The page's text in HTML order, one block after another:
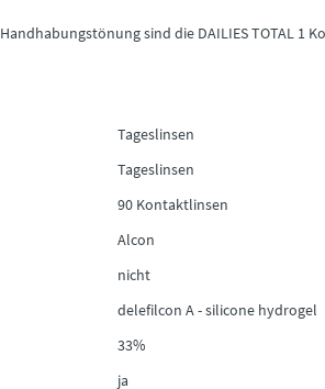
sind die DAILIES TOTAL 1
Tageslinsen
Tageslinsen
90 Kontaktlinsen
Alcon
nicht
delefilcon A - silicone hydrogel
33%
ja